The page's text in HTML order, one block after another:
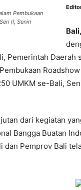
Pembukaan
II, Senin
Pemerintah
UMKM se-Bali,
dari kegiatan
Bangga Buatan
dan Pemprov Bali